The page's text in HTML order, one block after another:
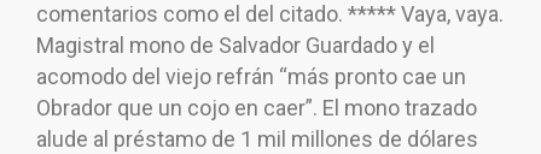
comentarios como el del citado. ***** Vaya, vaya.
Magistral mono de Salvador Guardado y el
acomodo del viejo refrán “más pronto cae un
Obrador que un cojo en caer”. El mono trazado
alude al préstamo de 1 mil millones de dólares